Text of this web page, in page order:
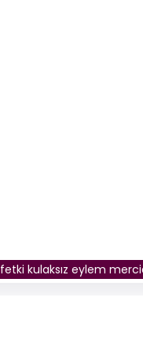
fetki kulaksız eylem